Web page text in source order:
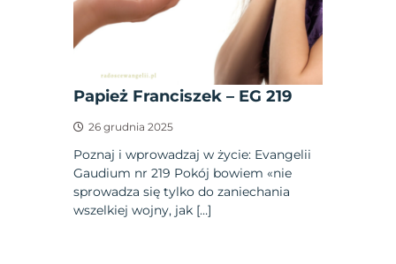
Papież Franciszek – EG 219
26 grudnia 2025
Poznaj i wprowadzaj w życie: Evangelii
Gaudium nr 219 Pokój bowiem «nie
sprowadza się tylko do zaniechania
wszelkiej wojny, jak […]